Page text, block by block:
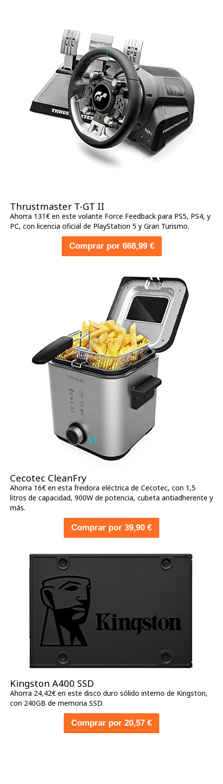
Thrustmaster T-GT II
Ahorra 131€ en este volante Force Feedback para PS5, PS4, y
PC, con licencia oficial de PlayStation 5 y Gran Turismo.
Comprar por 668,99 €
Cecotec CleanFry
Ahorra 16€ en esta freidora eléctrica de Cecotec, con 1,5
litros de capacidad, 900W de potencia, cubeta antiadherente y
más.
Comprar por 39,90 €
Kingston A400 SSD
Ahorra 24,42€ en este disco duro sólido interno de Kingston,
con 240GB de memoria SSD.
Comprar por 20,57 €